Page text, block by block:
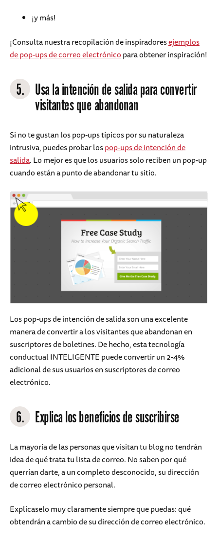
¡y más!
¡Consulta nuestra recopilación de inspiradoresejemplos
de pop-ups de correo electrónicopara obtener inspiración!
5. Usa la intención de salida para convertir
visitantes que abandonan
Si no te gustan los pop-ups típicos por su naturaleza
intrusiva, puedes probar lospop-ups de intención de
salida. Lo mejor es que los usuarios solo reciben un pop-up
cuando están a punto de abandonar tu sitio.
Los pop-ups de intención de salida son una excelente
manera de convertir a los visitantes que abandonan en
suscriptores de boletines. De hecho, esta tecnología
conductual INTELIGENTE puede convertir un 2-4%
adicional de sus usuarios en suscriptores de correo
electrónico.
6. Explica los beneficios de suscribirse
La mayoría de las personas que visitan tu blog no tendrán
idea de qué trata tu lista de correo. No saben por qué
querrían darte, a un completo desconocido, su dirección
de correo electrónico personal.
Explícaselo muy claramente siempre que puedas: qué
obtendrán a cambio de su dirección de correo electrónico.